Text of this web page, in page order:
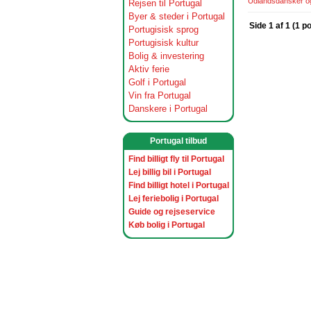
Rejsen til Portugal
Byer & steder i Portugal
Portugisisk sprog
Portugisisk kultur
Bolig & investering
Aktiv ferie
Golf i Portugal
Vin fra Portugal
Danskere i Portugal
Portugal tilbud
Find billigt fly til Portugal
Lej billig bil i Portugal
Find billigt hotel i Portugal
Lej feriebolig i Portugal
Guide og rejseservice
Køb bolig i Portugal
Side 1 af 1 (1